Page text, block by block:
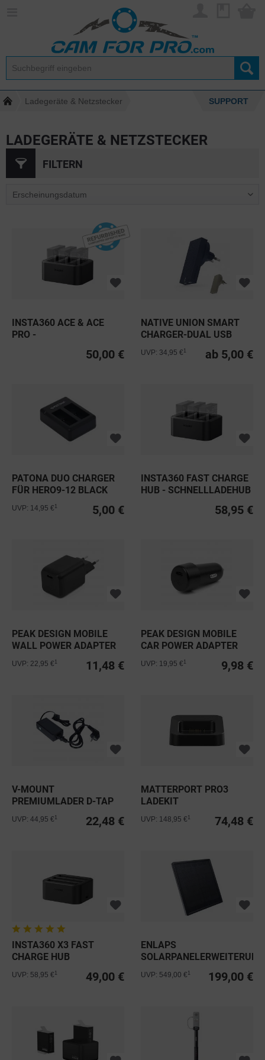
Ladegeräte & Netzstecker SUPPORT
LADEGERÄTE & NETZSTECKER
FILTERN
INSTA360 ACE & ACE
PRO -
50,00 €
NATIVE UNION SMART
CHARGER-DUAL USB
ab 5,00 €
UVP: 34,95 €
PATONA DUO CHARGER
FÜR HERO9-12 BLACK
5,00 €
UVP: 14,95 €
INSTA360 FAST CHARGE
HUB - SCHNELLLADEHUB
58,95 €
PEAK DESIGN MOBILE
WALL POWER ADAPTER
11,48 €
UVP: 22,95 €
PEAK DESIGN MOBILE
CAR POWER ADAPTER
9,98 €
UVP: 19,95 €
V-MOUNT
PREMIUMLADER D-TAP
22,48 €
UVP: 44,95 €
MATTERPORT PRO3
LADEKIT
74,48 €
UVP: 148,95 €
INSTA360 X3 FAST
CHARGE HUB
49,00 €
UVP: 58,95 €
ENLAPS
SOLARPANELERWEITERUNG
FÜR TIKEE 3 PRO+
199,00 €
UVP: 549,00 €